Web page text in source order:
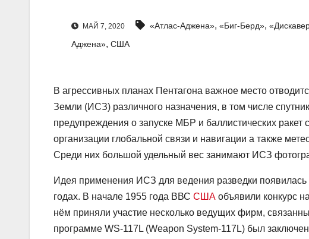
МАЙ 7, 2020 «Атлас-Аджена», «Биг-Берд»,
Аджена», США
В агрессивных планах Пентагона важное место
Земли (ИСЗ) различного назначения, в том числе
предупреждения о запуске МБР и баллистических
организации глобальной связи и навигации а также
Среди них большой удельный вес занимают ИСЗ
Идея применения ИСЗ для ведения разведки
годах. В начале 1955 года ВВС США объявили конкурс
нём приняли участие несколько ведущих фирм,
программе WS-117L (Weapon System-117L) был